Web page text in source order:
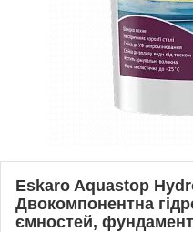
Eskaro Aquastop
Двокомпонентна
ємностей,